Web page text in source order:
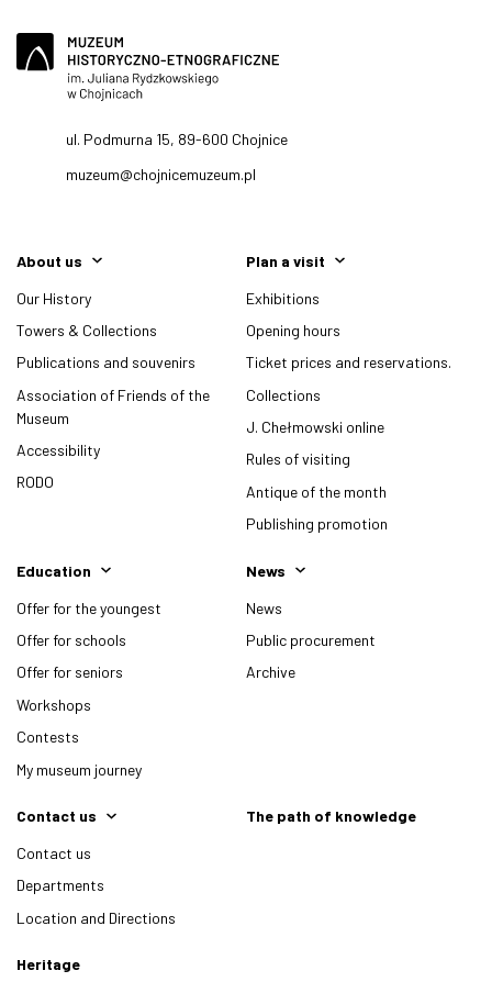
ul. Podmurna 15, 89-600 Chojnice
muzeum@chojnicemuzeum.pl
About us
Our History
Towers & Collections
Publications and souvenirs
Association of Friends of the
Museum
Accessibility
RODO
Plan a visit
Exhibitions
Opening hours
Ticket prices and reservations.
Collections
J. Chełmowski online
Rules of visiting
Antique of the month
Publishing promotion
Education
Offer for the youngest
Offer for schools
Offer for seniors
Workshops
Contests
My museum journey
News
News
Public procurement
Archive
Contact us
Contact us
Departments
Location and Directions
The path of knowledge
Heritage